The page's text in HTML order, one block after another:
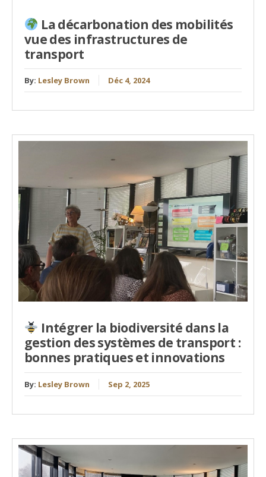
La décarbonation des mobilités
vue des infrastructures de
transport
By: Lesley Brown Déc 4, 2024
Intégrer la biodiversité dans la
gestion des systèmes de transport :
bonnes pratiques et innovations
By: Lesley Brown Sep 2, 2025